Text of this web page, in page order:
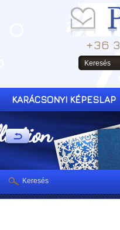
+36
KARÁCSONYI KÉPESLAP
Keresés